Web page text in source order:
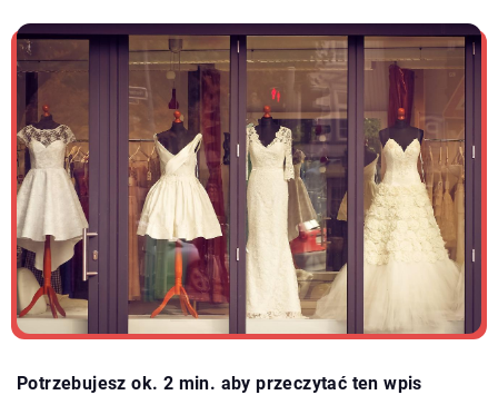
Potrzebujesz ok. 2 min. aby przeczytać ten wpis